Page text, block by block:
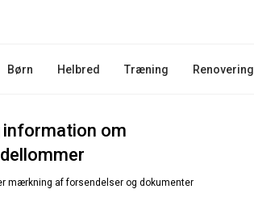
Børn Helbred Træning Renovering
information om
mærkning af forsendelser og dokumenter